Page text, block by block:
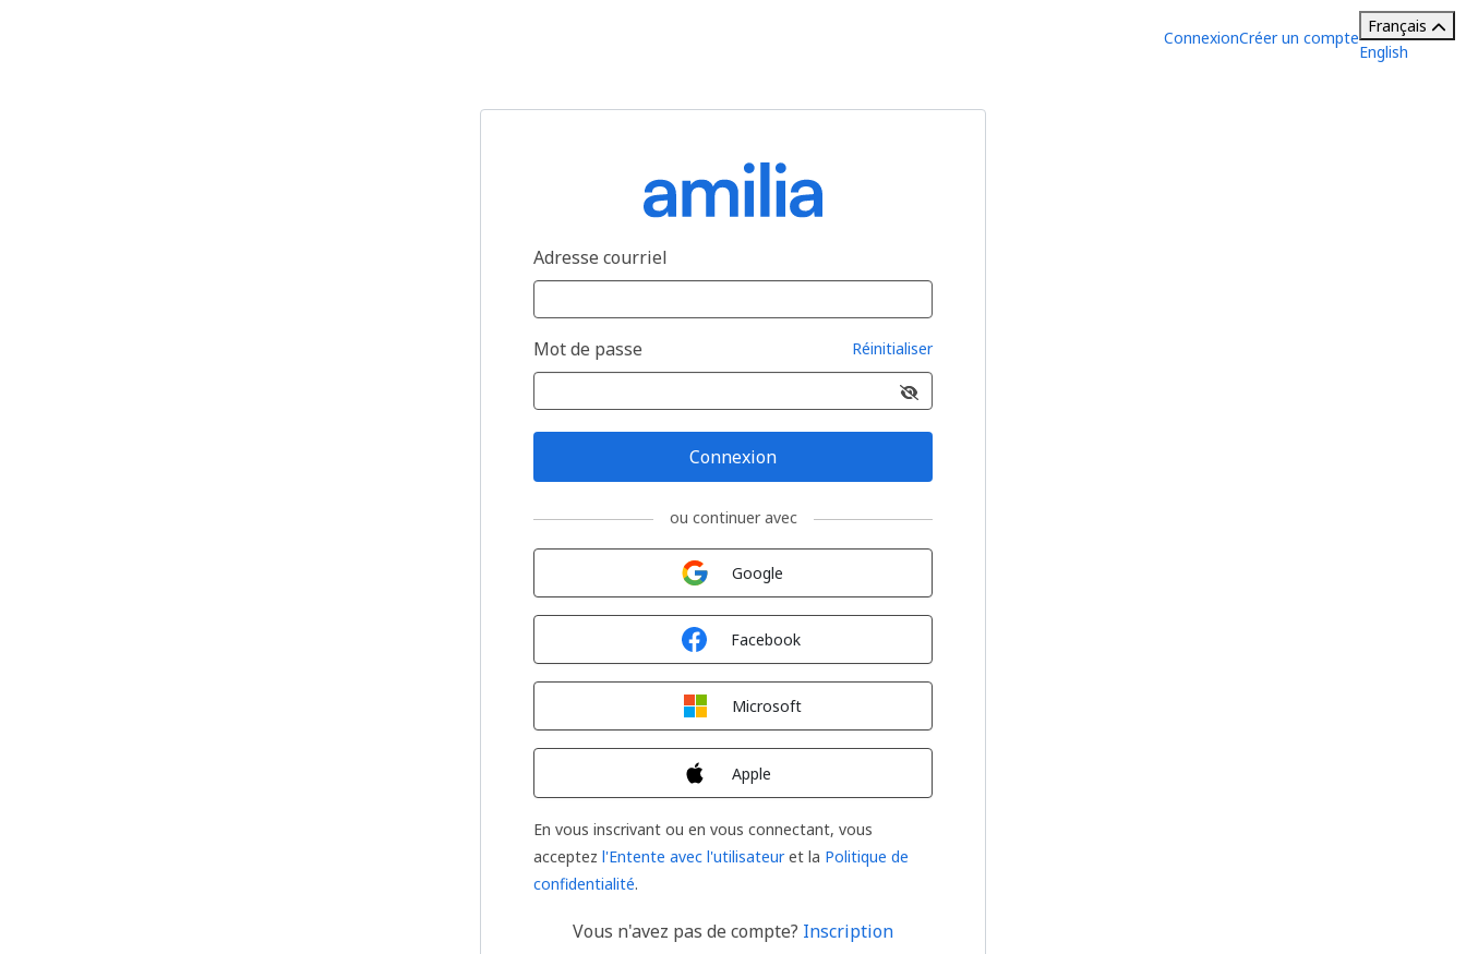
ConnexionCréer un compte
Français
English
Adresse courriel
Mot de passe Réinitialiser
Connexion
ou continuer avec
Google
Facebook
Microsoft
Apple
En vous inscrivant ou en vous connectant, vous
acceptez l'Entente avec l'utilisateuret la Politique de
confidentialité.
Vous n'avez pas de compte? Inscription